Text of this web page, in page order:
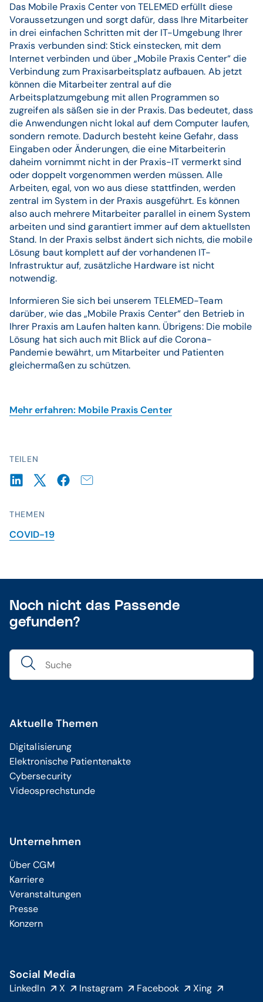
TEILEN
THEMEN
COVID-19
Das Mobile Praxis Center von TELEMED erfüllt diese
Voraussetzungen und sorgt dafür, dass Ihre Mitarbeiter
in drei einfachen Schritten mit der IT-Umgebung Ihrer
Praxis verbunden sind: Stick einstecken, mit dem
Internet verbinden und über „Mobile Praxis Center“ die
Verbindung zum Praxisarbeitsplatz aufbauen. Ab jetzt
können die Mitarbeiter zentral auf die
Arbeitsplatzumgebung mit allen Programmen so
zugreifen als säßen sie in der Praxis. Das bedeutet, dass
die Anwendungen nicht lokal auf dem Computer laufen,
sondern remote. Dadurch besteht keine Gefahr, dass
Eingaben oder Änderungen, die eine Mitarbeiterin
daheim vornimmt nicht in der Praxis-IT vermerkt sind
oder doppelt vorgenommen werden müssen. Alle
Arbeiten, egal, von wo aus diese stattfinden, werden
zentral im System in der Praxis ausgeführt. Es können
also auch mehrere Mitarbeiter parallel in einem System
arbeiten und sind garantiert immer auf dem aktuellsten
Stand. In der Praxis selbst ändert sich nichts, die mobile
Lösung baut komplett auf der vorhandenen IT-
Infrastruktur auf, zusätzliche Hardware ist nicht
notwendig.
Informieren Sie sich bei unserem TELEMED-Team
darüber, wie das „Mobile Praxis Center“ den Betrieb in
Ihrer Praxis am Laufen halten kann. Übrigens: Die mobile
Lösung hat sich auch mit Blick auf die Corona-
Pandemie bewährt, um Mitarbeiter und Patienten
gleichermaßen zu schützen.
Mehr erfahren: Mobile Praxis Center
Noch nicht das Passende
gefunden?
Aktuelle Themen
Digitalisierung
Elektronische Patientenakte
Cybersecurity
Videosprechstunde
Unternehmen
Über CGM
Karriere
Veranstaltungen
Presse
Konzern
Social Media
LinkedIn X Instagram Facebook Xing